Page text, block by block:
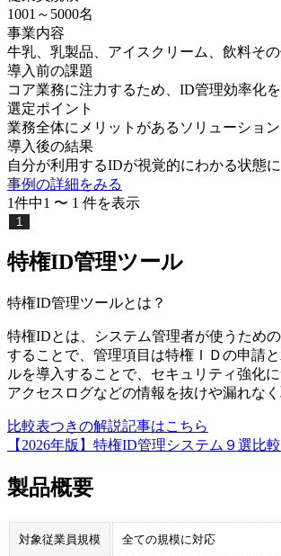
1001～5000名
事業内容
牛乳、乳製品、アイスクリーム、飲料そ
導入前の課題
コア業務に注力するため、ID管理効率化
選定ポイント
業務全体にメリットがあるソリューショ
導入後の結果
自分が利用するIDが視覚的にわかる状態に
事例の詳細をみる
1件中1 〜 1 件を表示
1
特権ID管理ツール
特権ID管理ツールとは？
特権IDとは、システム管理者が使うため
することで、管理項目は特権ＩＤの申請
ルを導入することで、セキュリティ強化
アクセスログなどの情報を抜けや漏れな
比較表つきの解説記事はこちら
【2026年版】特権ID管理システム９選比
製品概要
対象従業員規模 全ての規模に対応